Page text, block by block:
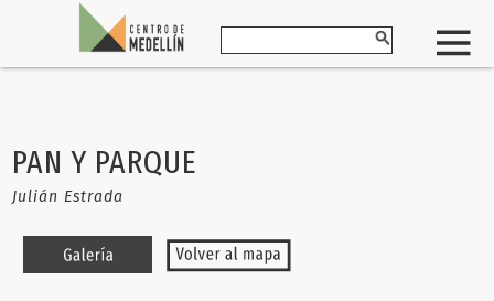
PAN Y PARQUE
Julián Estrada